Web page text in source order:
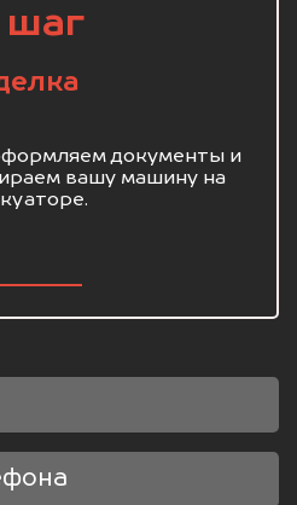
шаг
документы и
вашу машину на